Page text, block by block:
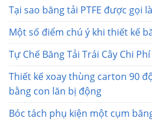
Tại sao băng tải PTFE được gọi
Một số điểm chú ý khi thiết kế
Tự Chế Băng Tải Trái Cây Chi
Thiết kế xoay thùng carton 90
bằng con lăn bị động
Bóc tách phụ kiện một cụm